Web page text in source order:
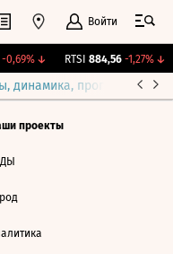
Войти
↓ RTSI 884,56 -1,27%↓
динамика, прогнозы
проекты